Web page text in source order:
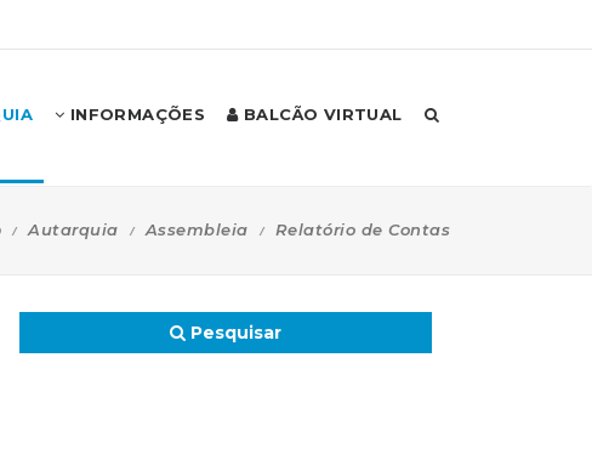
INFORMAÇÕES BALCÃO VIRTUAL
Autarquia Assembleia Relatório de Contas
Pesquisar